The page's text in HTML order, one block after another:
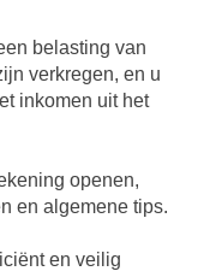
belasting van
verkregen, en u
inkomen uit het
openen,
en algemene tips.
en veilig